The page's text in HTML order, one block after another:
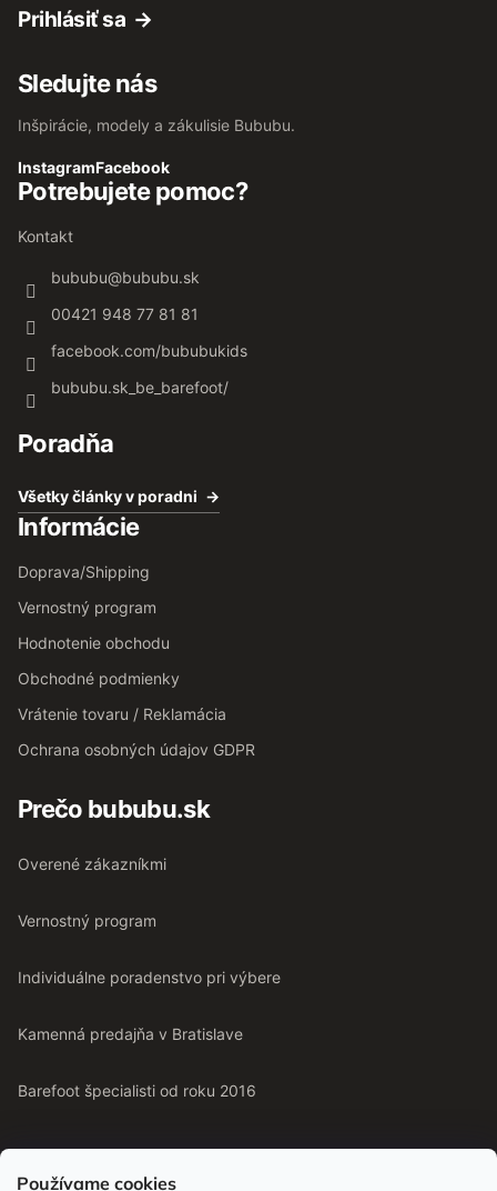
Používame cookies
Prihlásiť sa
Sledujte nás
Inšpirácie, modely a zákulisie Bububu.
InstagramFacebook
Potrebujete pomoc?
Kontakt
bububu@bububu.sk
00421 948 77 81 81
facebook.com/bububukids
bububu.sk_be_barefoot/
Poradňa
Všetky články v poradni
Informácie
Doprava/Shipping
Vernostný program
Hodnotenie obchodu
Obchodné podmienky
Vrátenie tovaru / Reklamácia
Ochrana osobných údajov GDPR
Prečo bububu.sk
Overené zákazníkmi
Vernostný program
Individuálne poradenstvo pri výbere
Kamenná predajňa v Bratislave
Barefoot špecialisti od roku 2016